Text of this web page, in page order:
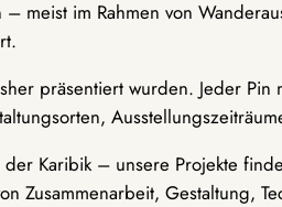
meist im Rahmen von
präsentiert wurden. Jeder
Karibik – unsere Projekte
Zusammenarbeit, Gestaltung,